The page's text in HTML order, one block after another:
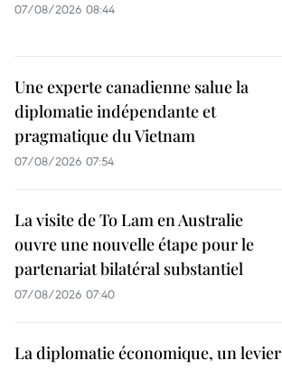
07/08/2026 08:44
Une experte canadienne salue la
diplomatie indépendante et
pragmatique du Vietnam
07/08/2026 07:54
La visite de To Lam en Australie
ouvre une nouvelle étape pour le
partenariat bilatéral substantiel
07/08/2026 07:40
La diplomatie économique, un levier